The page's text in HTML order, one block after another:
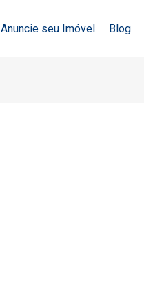
Anuncie seu Imóvel Blog